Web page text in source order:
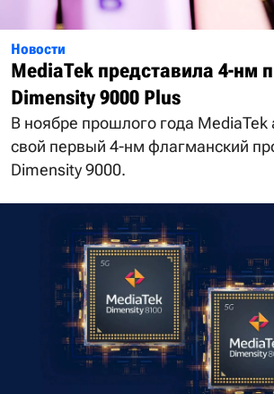
Новости
MediaTek представила 4-нм
Dimensity 9000 Plus
В ноябре прошлого года MediaTek
свой первый 4-нм флагманский
Dimensity 9000.